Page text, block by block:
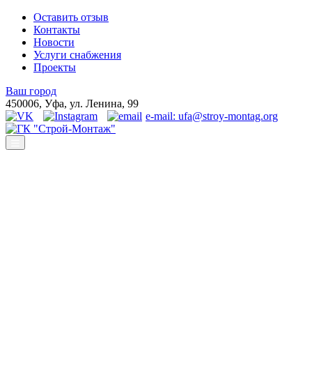
Оставить отзыв
Контакты
Новости
Услуги снабжения
Проекты
Ваш город
450006, Уфа, ул. Ленина, 99
e-mail: ufa@stroy-montag.org
ГК "Строй-Монтаж"
Строительство, ремонт и благоустройство под ключ в Уфе